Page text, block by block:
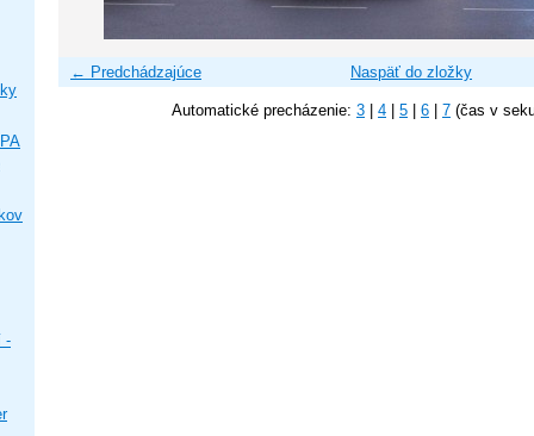
← Predchádzajúce Naspäť do zložky
Automatické precházenie: 3 4 5 6 7 (čas v
-